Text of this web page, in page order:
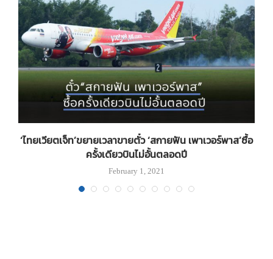
‘ไทยเวียตเจ็ท’ขยายเวลาขายตั๋ว ‘สกายฟัน เพาเวอร์พาส’ซื้อ
ครั้งเดียวบินไม่อั้นตลอดปี
February 1, 2021